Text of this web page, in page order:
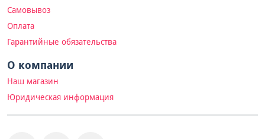
Самовывоз
Оплата
Гарантийные обязательства
О компании
Наш магазин
Юридическая информация